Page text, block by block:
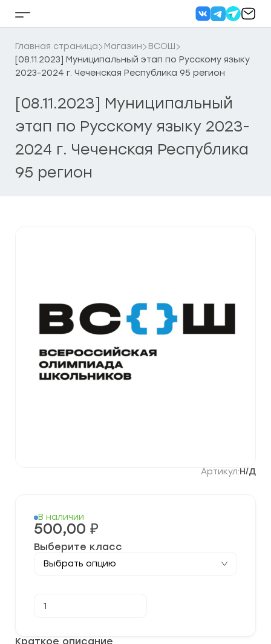
Кнопка
бокового
меню
Главная страница Магазин
ВСОШ
[08.11.2023] Муниципальный этап по Русскому языку
2023-2024 г. Чеченская Республика 95 регион
[08.11.2023] Муниципальный
этап по Русскому языку 2023-
2024 г. Чеченская Республика
95 регион
Артикул:Н/Д
Краткое описание
В наличии
500,00 ₽
Выберите класс
товара
этап